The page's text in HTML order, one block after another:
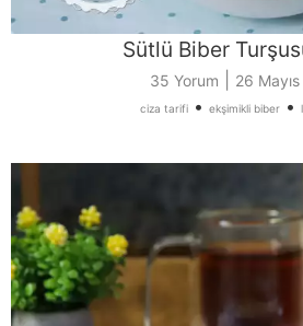
Sütlü Biber
35 Yorum 26
ciza tarifi • ekşimikli biber •